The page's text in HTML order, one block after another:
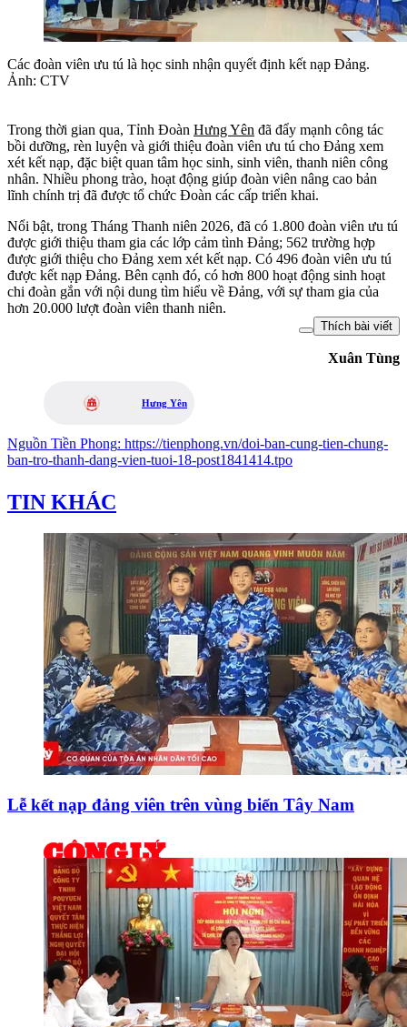
Các đoàn viên ưu tú là học sinh nhận quyết định kết nạp Đảng.
Ảnh: CTV
Trong thời gian qua, Tỉnh Đoàn Hưng Yên đã đẩy mạnh công tác
bồi dưỡng, rèn luyện và giới thiệu đoàn viên ưu tú cho Đảng xem
xét kết nạp, đặc biệt quan tâm học sinh, sinh viên, thanh niên công
nhân. Nhiều phong trào, hoạt động giúp đoàn viên nâng cao bản
lĩnh chính trị đã được tổ chức Đoàn các cấp triển khai.
Nổi bật, trong Tháng Thanh niên 2026, đã có 1.800 đoàn viên ưu tú
được giới thiệu tham gia các lớp cảm tình Đảng; 562 trường hợp
được giới thiệu cho Đảng xem xét kết nạp. Có 496 đoàn viên ưu tú
được kết nạp Đảng. Bên cạnh đó, có hơn 800 hoạt động sinh hoạt
chi đoàn gắn với nội dung tìm hiểu về Đảng, với sự tham gia của
hơn 20.000 lượt đoàn viên thanh niên.
Thích bài viết
Xuân Tùng
Hưng Yên
Nguồn Tiền Phong: https://tienphong.vn/doi-ban-cung-tien-chung-
ban-tro-thanh-dang-vien-tuoi-18-post1841414.tpo
TIN KHÁC
Lễ kết nạp đảng viên trên vùng biển Tây Nam